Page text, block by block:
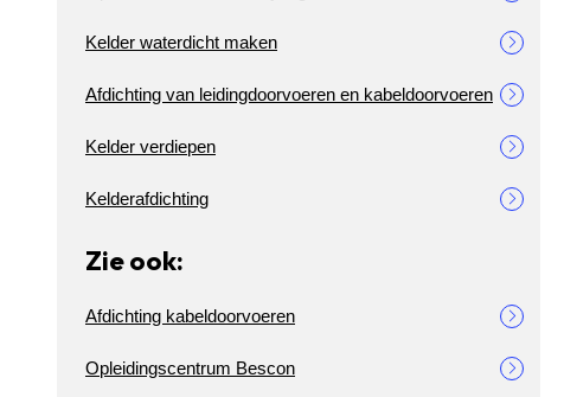
Kelder waterdicht maken
Afdichting van leidingdoorvoeren en kabeldoorvoeren
Kelder verdiepen
Kelderafdichting
Zie ook:
Afdichting kabeldoorvoeren
Opleidingscentrum Bescon